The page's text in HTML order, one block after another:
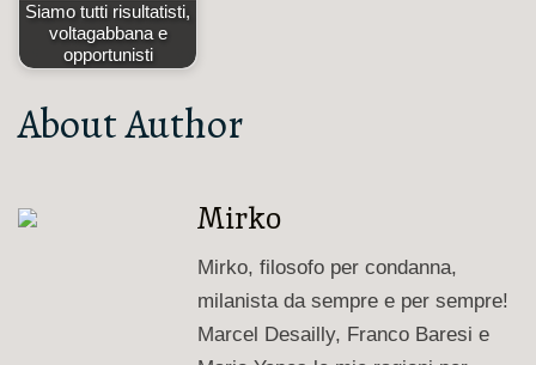
Siamo tutti risultatisti,
voltagabbana e
opportunisti
About Author
Mirko
Mirko, filosofo per condanna,
milanista da sempre e per sempre!
Marcel Desailly, Franco Baresi e